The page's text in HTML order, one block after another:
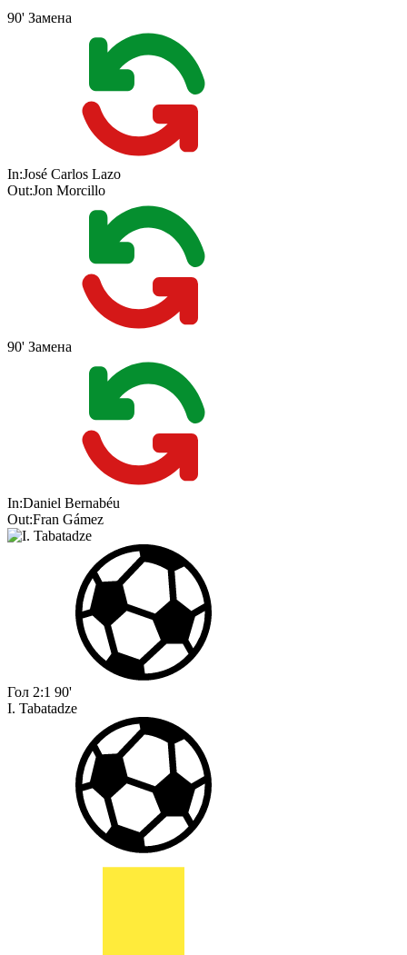
90' Замена
In:José Carlos Lazo
Out:Jon Morcillo
90' Замена
In:Daniel Bernabéu
Out:Fran Gámez
Гол 2:1 90'
I. Tabatadze